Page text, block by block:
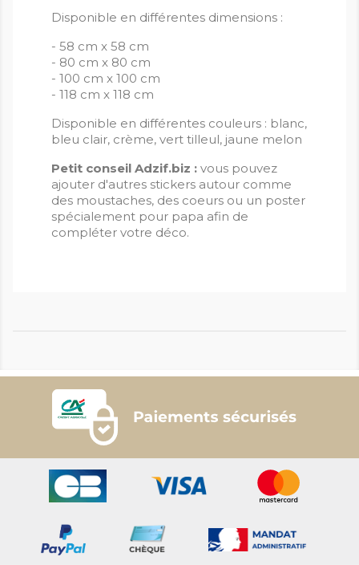
Disponible en différentes dimensions :
- 58 cm x 58 cm
- 80 cm x 80 cm
- 100 cm x 100 cm
- 118 cm x 118 cm
Disponible en différentes couleurs : blanc,
bleu clair, crème, vert tilleul, jaune melon
Petit conseil Adzif.biz : vous pouvez
ajouter d'autres stickers autour comme
des moustaches, des coeurs ou un poster
spécialement pour papa afin de
compléter votre déco.